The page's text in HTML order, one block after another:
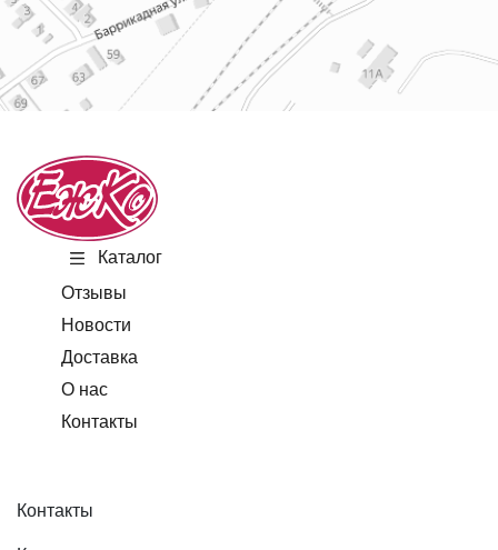
Каталог
Отзывы
Новости
Доставка
О нас
Контакты
Контакты